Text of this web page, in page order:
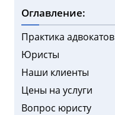
Оглавление:
Практика адвокатов
Юристы
Наши клиенты
Цены на услуги
Вопрос юристу